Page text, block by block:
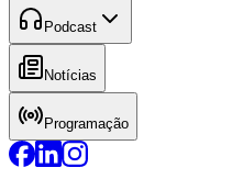
Podcast
Notícias
Programação